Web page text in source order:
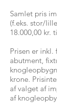
Samlet pris
(f.eks. stor/
18.000,00 kr.
Prisen er
abutment,
krone.
af valget af
af